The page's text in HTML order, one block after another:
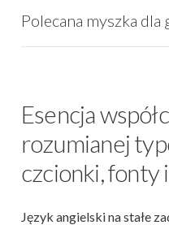
Polecana myszka dla
Esencja
rozumianej
czcionki, fonty
Język angielski na stałe